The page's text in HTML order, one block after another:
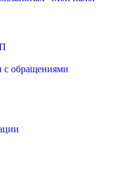
с обращениями